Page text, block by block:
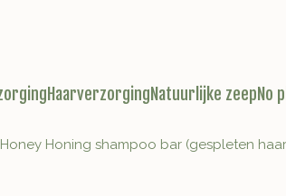
HaarverzorgingNatuurlijke zeepNo
Honing shampoo bar (gespleten